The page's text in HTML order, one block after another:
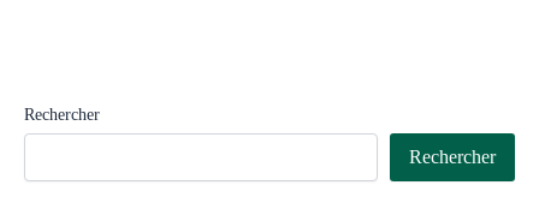
Rechercher
Rechercher